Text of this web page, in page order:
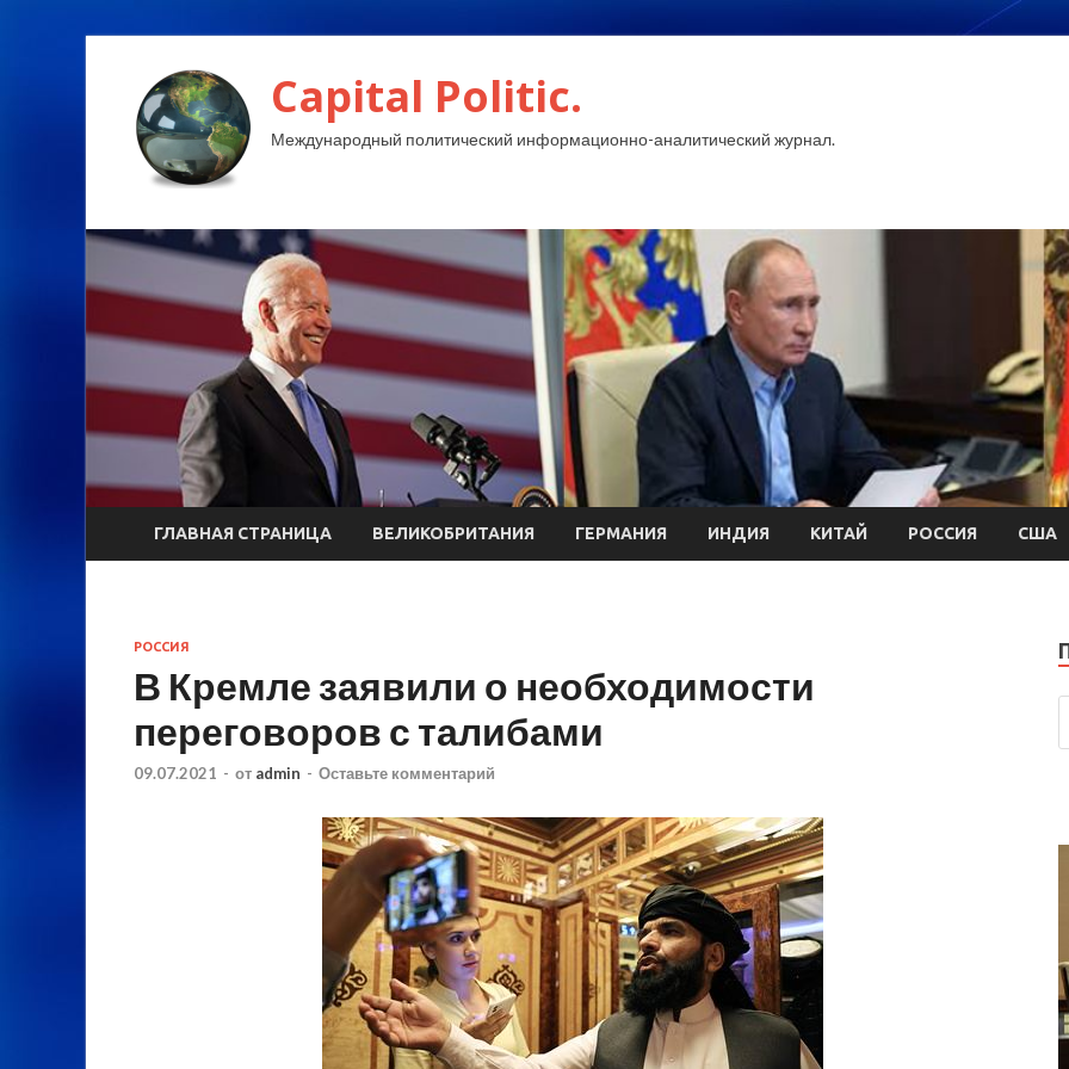
Capital Politic.
Международный политический информационно-аналитический журнал.
ГЛАВНАЯ СТРАНИЦА ВЕЛИКОБРИТАНИЯ ГЕРМАНИЯ ИНДИЯ КИТАЙ РОССИЯ США
РОССИЯ
В Кремле заявили о необходимости
переговоров с талибами
09.07.2021 - от admin - Оставьте комментарий